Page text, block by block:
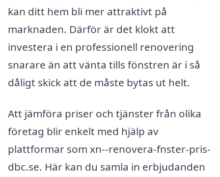
kan ditt hem bli mer attraktivt på
marknaden. Därför är det klokt att
investera i en professionell renovering
snarare än att vänta tills fönstren är i så
dåligt skick att de måste bytas ut helt.
Att jämföra priser och tjänster från olika
företag blir enkelt med hjälp av
plattformar som xn--renovera-fnster-pris-
dbc.se. Här kan du samla in erbjudanden